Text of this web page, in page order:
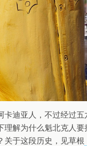
卡迪亚人，不过经过
理解为什么魁北克人要
关于这段历史，见草根